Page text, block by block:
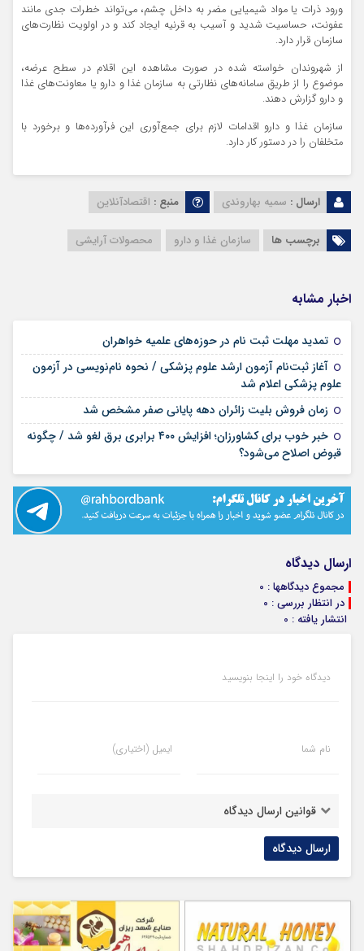
ورود ذرات یا مواد شیمیایی مضر به داخل چشم، می‌تواند خطرات جدی مانند
عفونت، حساسیت شدید و آسیب به قرنیه ایجاد کند و در اولویت نظارت‌های
سازمان قرار دارد.
از شهروندان خواسته شده در صورت مشاهده این اقلام در سطح عرضه،
موضوع را از طریق سامانه‌های نظارتی به سازمان غذا و دارو یا معاونت‌های غذا
و دارو گزارش دهند.
سازمان غذا و دارو اقدامات لازم برای جمع‌آوری این فرآورده‌ها و برخورد با
متخلفان را در دستور کار دارد.
ارسال : سمیه بهاروندی منبع : اقتصادآنلاین
برچسب ها سازمان غذا و دارو محصولات آرایشی
اخبار مشابه
تمدید مهلت ثبت نام در حوزه‌های علمیه خواهران
آغاز ثبت‌نام آزمون ارشد علوم پزشکی / نحوه نام‌نویسی در آزمون
علوم پزشکی اعلام شد
زمان فروش بلیت زائران دهه پایانی صفر مشخص شد
خبر خوب برای کشاورزان؛ افزایش ۴۰۰ برابری برق لغو شد / چگونه
قبوض اصلاح می‌شود؟
ارسال دیدگاه
مجموع دیدگاهها : 0
در انتظار بررسی : 0
انتشار یافته : 0
دیدگاه خود را اینجا بنویسید
نام شما ایمیل (اختیاری)
قوانین ارسال دیدگاه